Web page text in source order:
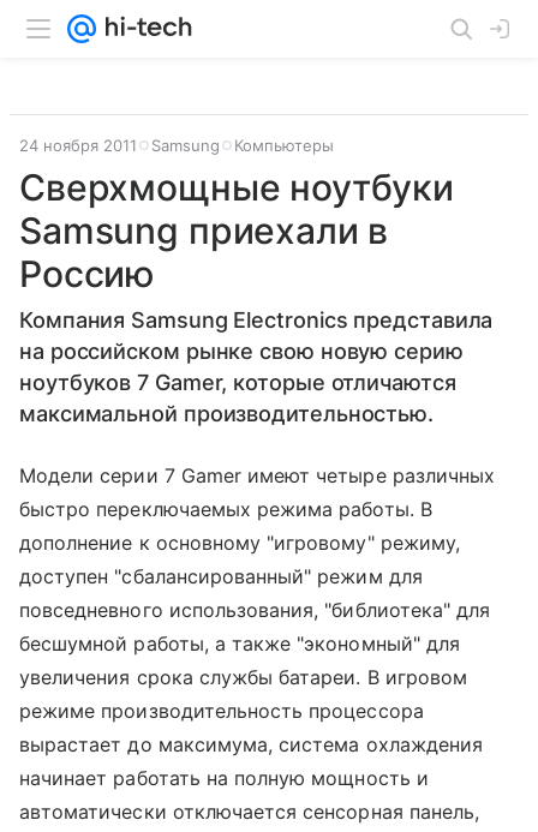
24 ноября 2011 Samsung Компьютеры
Сверхмощные ноутбуки
Samsung приехали в
Россию
Компания Samsung Electronics представила
на российском рынке свою новую серию
ноутбуков 7 Gamer, которые отличаются
максимальной производительностью.
Модели серии 7 Gamer имеют четыре различных
быстро переключаемых режима работы. В
дополнение к основному "игровому" режиму,
доступен "сбалансированный" режим для
повседневного использования, "библиотека" для
бесшумной работы, а также "экономный" для
увеличения срока службы батареи. В игровом
режиме производительность процессора
вырастает до максимума, система охлаждения
начинает работать на полную мощность и
автоматически отключается сенсорная панель,